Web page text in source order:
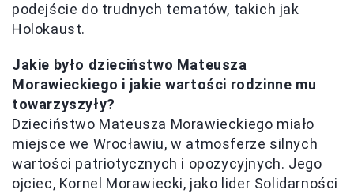
podejście do trudnych tematów, takich jak
Holokaust.
Jakie było dzieciństwo Mateusza
Morawieckiego i jakie wartości rodzinne mu
towarzyszyły?
Dzieciństwo Mateusza Morawieckiego miało
miejsce we Wrocławiu, w atmosferze silnych
wartości patriotycznych i opozycyjnych. Jego
ojciec, Kornel Morawiecki, jako lider Solidarności